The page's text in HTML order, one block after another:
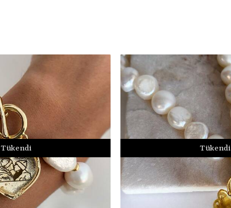
Tükendi Tükendi